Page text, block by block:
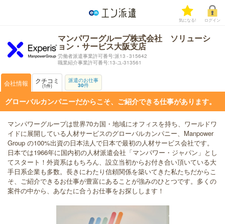
気になる! ログイン
マンパワーグループ株式会社 ソリューシ
ョン・サービス大阪支店
労働者派遣事業許可番号:派13 - 315642
職業紹介事業許可番号:13-ユ-313561
会社情報 クチコミ
1件
派遣のお仕事
30件
グローバルカンパニーだからこそ、ご紹介できる仕事があります。
マンパワーグループは世界70カ国・地域にオフィスを持ち、ワールドワ
イドに展開している人材サービスのグローバルカンパニー、Manpower
Group の100%出資の日本法人で日本で最初の人材サービス会社です。
日本では1966年に国内初の人材派遣会社「マンパワー・ジャパン」とし
てスタート！外資系はもちろん、設立当初からお付き合い頂いている大
手日系企業も多数。長きにわたり信頼関係を築いてきた私たちだからこ
そ、ご紹介できるお仕事が豊富にあることが強みのひとつです。多くの
案件の中から、あなたに合うお仕事をお探しします！